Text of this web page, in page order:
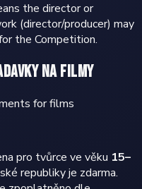
the director or
(director/producer) may
the Competition.
na filmy
for films
pro tvůrce ve věku 15–
republiky je zdarma.